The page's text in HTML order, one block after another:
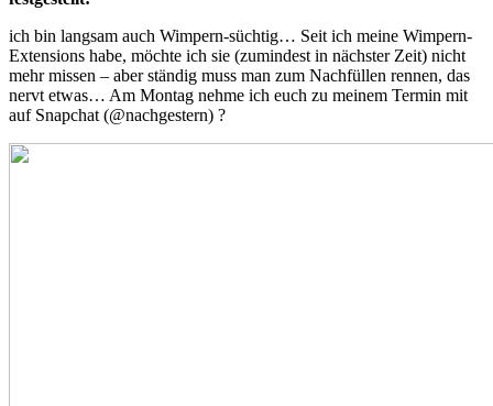
ich bin langsam auch Wimpern-süchtig… Seit ich meine Wimpern-
Extensions habe, möchte ich sie (zumindest in nächster Zeit) nicht
mehr missen – aber ständig muss man zum Nachfüllen rennen, das
nervt etwas… Am Montag nehme ich euch zu meinem Termin mit
auf Snapchat (@nachgestern) ?